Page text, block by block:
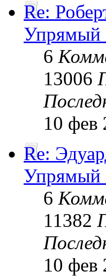
Re:
Упрямый
6
13006
10 фев
Re:
Упрямый
6
11382
10 фев